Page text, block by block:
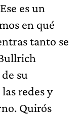
es un
en qué
tanto se
su
redes y
Quirós